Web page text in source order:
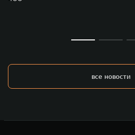
все новости